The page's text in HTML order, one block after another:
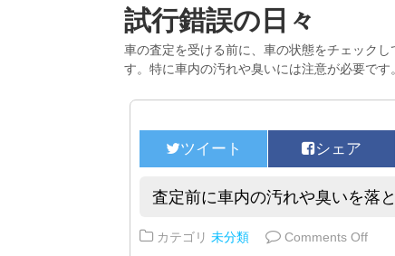
試行錯誤の日々
車の査定を受ける前に、車の状態をチェック
す。特に車内の汚れや臭いには注意が必要です
査定前に車内の汚れや臭いを落
カテゴリ 未分類 Comments Offon